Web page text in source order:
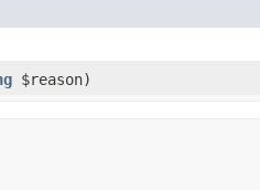
$reason)